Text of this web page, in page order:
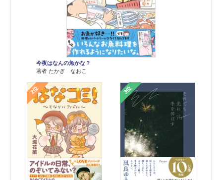
今夜はなんの魚かな？
著者 たかぎ なおこ
2位 3位